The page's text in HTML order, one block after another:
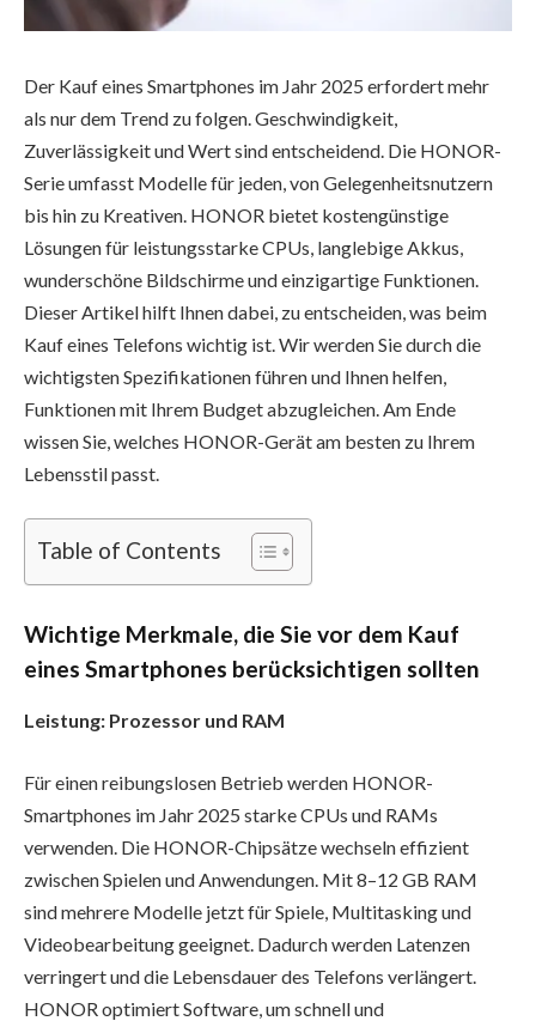
Der Kauf eines Smartphones im Jahr 2025 erfordert mehr
als nur dem Trend zu folgen. Geschwindigkeit,
Zuverlässigkeit und Wert sind entscheidend. Die HONOR-
Serie umfasst Modelle für jeden, von Gelegenheitsnutzern
bis hin zu Kreativen. HONOR bietet kostengünstige
Lösungen für leistungsstarke CPUs, langlebige Akkus,
wunderschöne Bildschirme und einzigartige Funktionen.
Dieser Artikel hilft Ihnen dabei, zu entscheiden, was beim
Kauf eines Telefons wichtig ist. Wir werden Sie durch die
wichtigsten Spezifikationen führen und Ihnen helfen,
Funktionen mit Ihrem Budget abzugleichen. Am Ende
wissen Sie, welches HONOR-Gerät am besten zu Ihrem
Lebensstil passt.
Table of Contents
Wichtige Merkmale, die Sie vor dem Kauf
eines Smartphones berücksichtigen sollten
Leistung: Prozessor und RAM
Für einen reibungslosen Betrieb werden HONOR-
Smartphones im Jahr 2025 starke CPUs und RAMs
verwenden. Die HONOR-Chipsätze wechseln effizient
zwischen Spielen und Anwendungen. Mit 8–12 GB RAM
sind mehrere Modelle jetzt für Spiele, Multitasking und
Videobearbeitung geeignet. Dadurch werden Latenzen
verringert und die Lebensdauer des Telefons verlängert.
HONOR optimiert Software, um schnell und